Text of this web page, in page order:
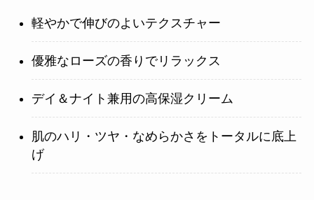
軽やかで伸びのよいテクスチャー
優雅なローズの香りでリラックス
デイ＆ナイト兼用の高保湿クリーム
肌のハリ・ツヤ・なめらかさをトータルに底上
げ